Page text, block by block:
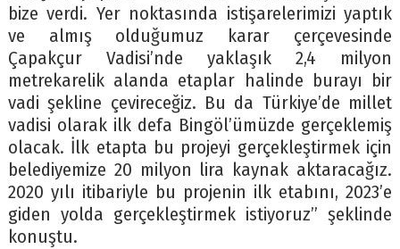
bize verdi. Yer noktasında istişarelerimizi yaptık
ve almış olduğumuz karar çerçevesinde
Çapakçur Vadisi’nde yaklaşık 2,4 milyon
metrekarelik alanda etaplar halinde burayı bir
vadi şekline çevireceğiz. Bu da Türkiye’de millet
vadisi olarak ilk defa Bingöl’ümüzde gerçeklemiş
olacak. İlk etapta bu projeyi gerçekleştirmek için
belediyemize 20 milyon lira kaynak aktaracağız.
2020 yılı itibariyle bu projenin ilk etabını, 2023’e
giden yolda gerçekleştirmek istiyoruz” şeklinde
konuştu.